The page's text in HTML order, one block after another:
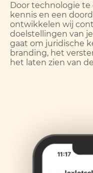
Door technologie
kennis en een
ontwikkelen wij
doelstellingen van
gaat om juridische
branding, het
het laten zien van